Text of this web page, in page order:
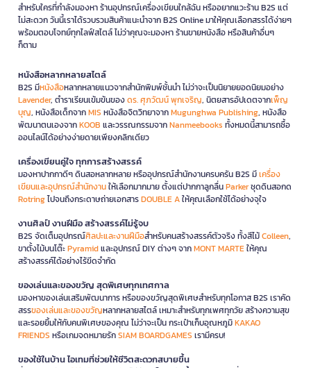
สำหรับใครที่กำลังมองหา ร้านอุปกรณ์เครื่องเขียนใกล้ฉัน หรืออยากแวะร้าน B2S แต่
ไม่สะดวก วันนี้เราได้รวบรวมสินค้าแนะนำจาก B2S Online มาให้คุณเลือกสรรได้ง่ายๆ
พร้อมตอบโจทย์ทุกไลฟ์สไตล์ ไม่ว่าคุณจะมองหา ร้านขายหนังสือ หรือสินค้าอื่นๆ
ก็ตาม
หนังสือหลากหลายสไตล์
B2S มีหนังสือหลากหลายแนวจากสำนักพิมพ์ชั้นนำ ไม่ว่าจะเป็นนิยายยอดนิยมอย่าง
Lavender, ตำราเรียนเข้มข้นของดร. ศุภวัฒน์ พุกเจริญ, นิตยสารอัปเดตจากเพ็ญ
บุญ, หนังสือเด็กจากMIS หนังสือจิตวิทยาจากMugunghwa Publishing, หนังสือ
พัฒนาตนเองจากKOOB และวรรณกรรมจากNanmeebooks ทั้งหมดนี้สามารถซื้อ
ออนไลน์ได้อย่างง่ายดายเพียงคลิกเดียว
เครื่องเขียนคู่ใจ ทุกการสร้างสรรค์
มองหาปากกาดีๆ ดินสอหลากหลาย หรืออุปกรณ์สำนักงานครบครัน B2S มีเครื่อง
เขียนและอุปกรณ์สำนักงานให้เลือกมากมาย ตั้งแต่ปากกาลูกลื่นParkerชุดดินสอกด
Rotringไปจนถึงกระดาษถ่ายเอกสารDOUBLE Aให้คุณเลือกใช้ได้อย่างจุใจ
งานศิลป์ งานฝีมือ สร้างสรรค์ไม่รู้จบ
B2S จัดเต็มอุปกรณ์ศิลปะและงานฝีมือสำหรับคนสร้างสรรค์ตัวจริง ทั้งสีไม้Colleen,
ขาตั้งไม้บนโต๊ะPyramidและอุปกรณ์ DIY ต่างๆ จากMONT MARTEให้คุณ
สร้างสรรค์ได้อย่างไร้ขีดจำกัด
ของเล่นและของขวัญ สุดพิเศษทุกเทศกาล
มองหาของเล่นเสริมพัฒนาการ หรือของขวัญสุดพิเศษสำหรับทุกโอกาส B2S เราคัด
สรรของเล่นและของขวัญหลากหลายสไตล์ เหมาะสำหรับทุกเพศทุกวัย สร้างความสุข
และรอยยิ้มให้กับคนพิเศษของคุณ ไม่ว่าจะเป็น กระเป๋าเก็บอุณหภูมิKAKAO
FRIENDS หรือเกมจดหมายรักSIAM BOARDGAMES เรามีครบ!
ของใช้ในบ้าน ไอเทมที่ช่วยให้ชีวิตสะดวกสบายขึ้น